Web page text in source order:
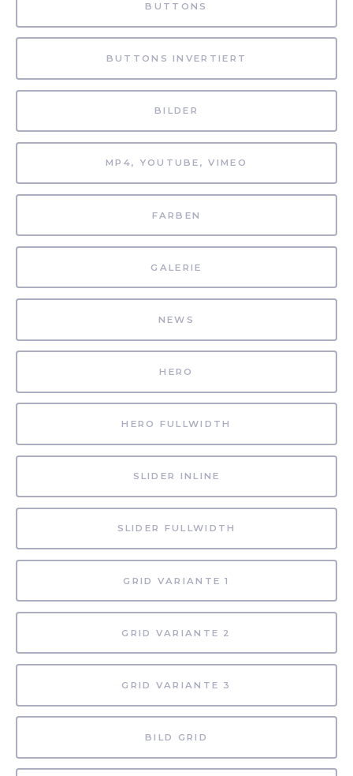
BUTTONS
BUTTONS INVERTIERT
BILDER
MP4, YOUTUBE, VIMEO
FARBEN
GALERIE
NEWS
HERO
HERO FULLWIDTH
SLIDER INLINE
SLIDER FULLWIDTH
GRID VARIANTE 1
GRID VARIANTE 2
GRID VARIANTE 3
BILD GRID